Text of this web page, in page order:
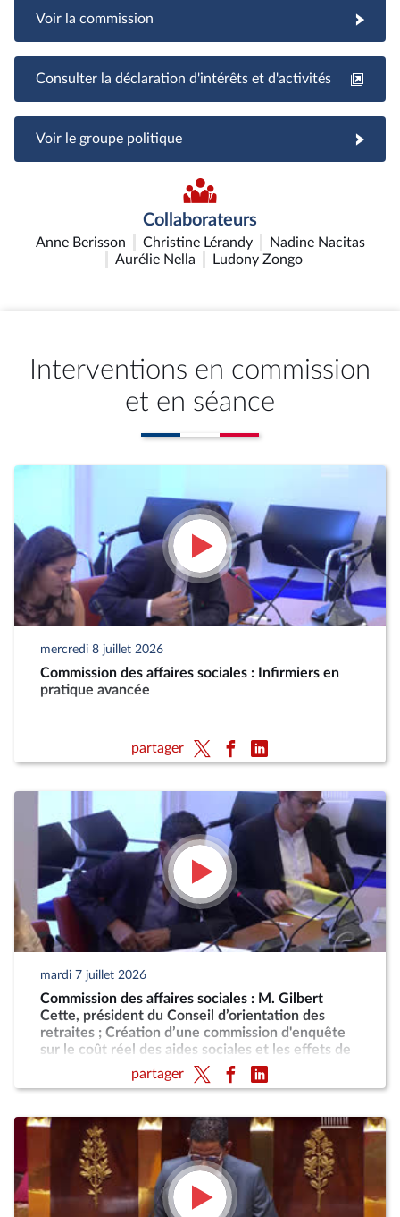
Voir la commission
Consulter la déclaration d'intérêts et d'activités
Voir le groupe politique
Collaborateurs
Anne Berisson Christine Lérandy
Nadine Nacitas
Aurélie Nella
Ludony Zongo
Interventions en commission
et en séance
mercredi 8 juillet 2026
Commission des affaires sociales : Infirmiers en
pratique avancée
partager
mardi 7 juillet 2026
Commission des affaires sociales : M. Gilbert
Cette, président du Conseil d’orientation des
retraites ; Création d’une commission d'enquête
sur le coût réel des aides sociales et les effets de
désincitation au travail engendrés par leur cumul
partager